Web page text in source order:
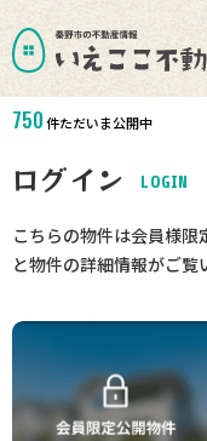
750件ただいま公開中
ログイン LOGIN
こちらの物件は会員様限
と物件の詳細情報がご覧